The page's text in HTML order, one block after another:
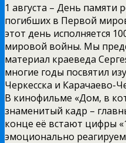
1 августа – День памяти
погибших в Первой
этот день исполняется
мировой войны. Мы
материал краеведа
многие годы посвятил
Черкесска и Карачаево-
В кинофильме «Дом, в
знаменитый кадр –
конце её встают цифры
эмоционально